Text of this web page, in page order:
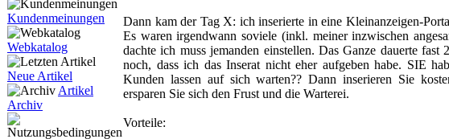
Kundenmeinungen
Webkatalog
Neue Artikel
Artikel
Archiv
Dann kam der Tag X: ich inserierte in eine Kleinanzeigen-
Es waren irgendwann soviele (inkl. meiner inzwischen
dachte ich muss jemanden einstellen. Das Ganze dauerte
noch, dass ich das Inserat nicht eher aufgeben habe. SIE
Kunden lassen auf sich warten?? Dann inserieren Sie
ersparen Sie sich den Frust und die Warterei.
Vorteile: